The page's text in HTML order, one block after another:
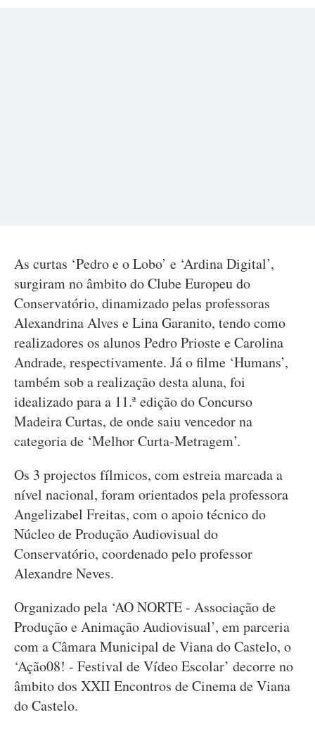
As curtas ‘Pedro e o Lobo’ e ‘Ardina Digital’,
surgiram no âmbito do Clube Europeu do
Conservatório, dinamizado pelas professoras
Alexandrina Alves e Lina Garanito, tendo como
realizadores os alunos Pedro Prioste e Carolina
Andrade, respectivamente. Já o filme ‘Humans’,
também sob a realização desta aluna, foi
idealizado para a 11.ª edição do Concurso
Madeira Curtas, de onde saiu vencedor na
categoria de ‘Melhor Curta-Metragem’.
Os 3 projectos fílmicos, com estreia marcada a
nível nacional, foram orientados pela professora
Angelizabel Freitas, com o apoio técnico do
Núcleo de Produção Audiovisual do
Conservatório, coordenado pelo professor
Alexandre Neves.
Organizado pela ‘AO NORTE - Associação de
Produção e Animação Audiovisual’, em parceria
com a Câmara Municipal de Viana do Castelo, o
‘Ação08! - Festival de Vídeo Escolar’ decorre no
âmbito dos XXII Encontros de Cinema de Viana
do Castelo.